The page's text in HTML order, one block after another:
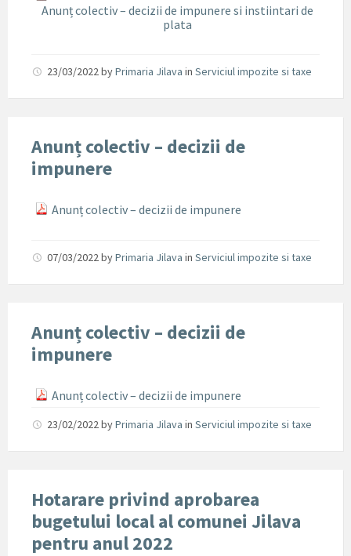
Anunț colectiv – decizii de impunere si instiintari de
plata
23/03/2022byPrimaria Jilava in Serviciul impozite si taxe
Anunț colectiv – decizii de
impunere
Anunț colectiv – decizii de impunere
07/03/2022byPrimaria Jilava in Serviciul impozite si taxe
Anunț colectiv – decizii de
impunere
Anunț colectiv – decizii de impunere
23/02/2022byPrimaria Jilava in Serviciul impozite si taxe
Hotarare privind aprobarea
bugetului local al comunei Jilava
pentru anul 2022